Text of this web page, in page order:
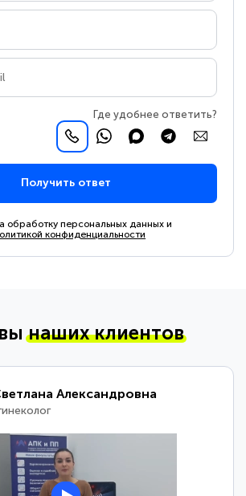
Где удобнее ответить?
Получить ответ
обработку персональных данных и
конфиденциальности
наших клиентов
Александровна